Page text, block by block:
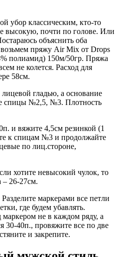
убор классическим, кто-то
высокую, почти по голове. Или
объяснить оба
пряжу Air Mix от Drops
полиамид) 150м/50гр. Пряжа
не колется. Расход для
58см.
гладью, а основание
спицы №2,5, №3. Плотность
и вяжите 4,5см резинкой (1
к спицам №3 и продолжайте
по лиц.стороне,
хотите невысокий чулок, то
– 26-27см.
маркерами все петли
где будем убавлять.
маркером не в каждом ряду, а
30-40п., провяжите все по две
и закрепите.